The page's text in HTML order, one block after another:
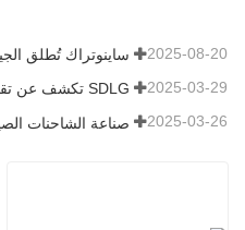
2025-08-20
2025-03-29
2025-03-26